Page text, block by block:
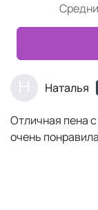
Наталья
Отличная пена
очень